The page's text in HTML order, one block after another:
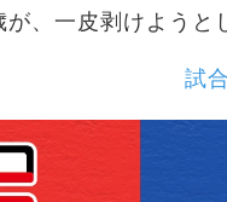
、一皮剥けようと
試